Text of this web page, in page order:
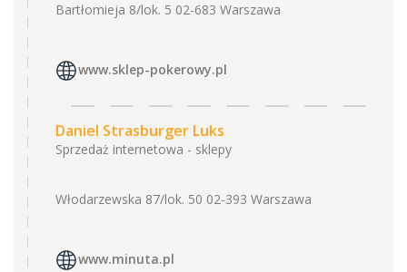
Bartłomieja 8/lok. 5 02-683 Warszawa
www.sklep-pokerowy.pl
Daniel Strasburger Luks
Sprzedaż internetowa - sklepy
Włodarzewska 87/lok. 50 02-393 Warszawa
www.minuta.pl